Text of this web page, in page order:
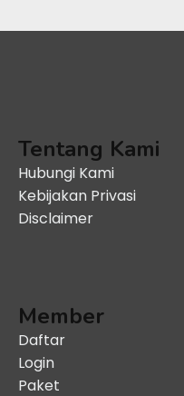
Tentang Kami
Hubungi Kami
Kebijakan Privasi
Disclaimer
Member
Daftar
Login
Paket